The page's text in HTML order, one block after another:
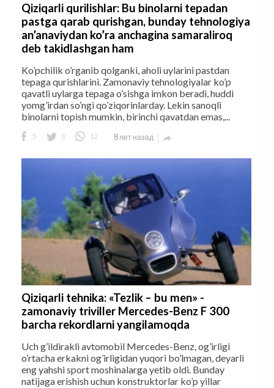
Qiziqarli qurilishlar: Bu binolarni tepadan
pastga qarab qurishgan, bunday tehnologiya
an’anaviydan ko’ra anchagina samaraliroq
deb takidlashgan ham
Ko’pchilik o’rganib qolganki, aholi uylarini pastdan
tepaga qurishlarini. Zamonaviy tehnologiyalar ko’p
qavatli uylarga tepaga o’sishga imkon beradi, huddi
yomg’irdan so’ngi qo’ziqorinlarday. Lekin sanoqli
binolarni topish mumkin, birinchi qavatdan emas,...
5 3 12 8 лет назад 
Qiziqarli tehnika: «Tezlik – bu men» -
zamonaviy triviller Mercedes-Benz F 300
barcha rekordlarni yangilamoqda
Uch g’ildirakli avtomobil Mercedes-Benz, og’irligi
o’rtacha erkakni og’irligidan yuqori bo’lmagan, deyarli
eng yahshi sport moshinalarga yetib oldi. Bunday
natijaga erishish uchun konstruktorlar ko’p yillar